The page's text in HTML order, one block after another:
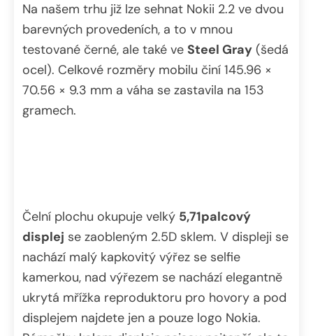
Na našem trhu již lze sehnat Nokii 2.2 ve dvou
barevných provedeních, a to v mnou
testované černé, ale také ve Steel Gray (šedá
ocel). Celkové rozměry mobilu činí 145.96 ×
70.56 × 9.3 mm a váha se zastavila na 153
gramech.
Čelní plochu okupuje velký 5,71palcový
displej se zaobleným 2.5D sklem. V displeji se
nachází malý kapkovitý výřez se selfie
kamerkou, nad výřezem se nachází elegantně
ukrytá mřížka reproduktoru pro hovory a pod
displejem najdete jen a pouze logo Nokia.